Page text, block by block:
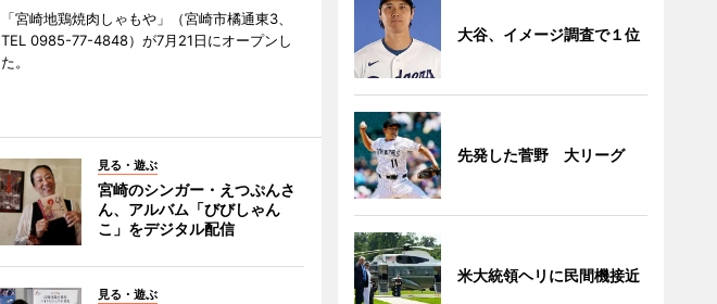
「宮崎地鶏焼肉しゃもや」（宮崎市橘通東3、
TEL 0985-77-4848）が7月21日にオープンし
た。
見る・遊ぶ
宮崎のシンガー・えつぷんさ
ん、アルバム「びびしゃん
こ」をデジタル配信
見る・遊ぶ
大谷、イメージ調査で１位
先発した菅野 大リーグ
米大統領ヘリに民間機接近